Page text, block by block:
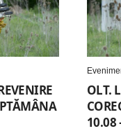
OLT.
10.08